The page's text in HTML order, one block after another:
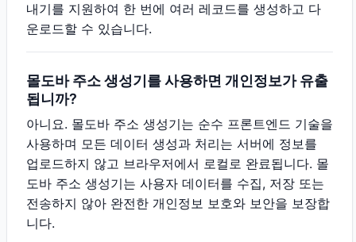
내기를 지원하여 한 번에 여러 레코드를 생성하고 다
운로드할 수 있습니다.
몰도바 주소 생성기를 사용하면 개인정보가 유출
됩니까?
아니요. 몰도바 주소 생성기는 순수 프론트엔드 기술을
사용하며 모든 데이터 생성과 처리는 서버에 정보를
업로드하지 않고 브라우저에서 로컬로 완료됩니다. 몰
도바 주소 생성기는 사용자 데이터를 수집, 저장 또는
전송하지 않아 완전한 개인정보 보호와 보안을 보장합
니다.